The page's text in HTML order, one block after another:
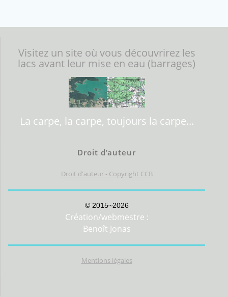
Visitez un site où vous découvrirez les
lacs avant leur mise en eau (barrages)
La carpe, la carpe, toujours la carpe...
Droit d’auteur
Droit d'auteur - Copyright CCB
© 2015~2026
Création/webmestre :
Benoît Jonas
Mentions légales